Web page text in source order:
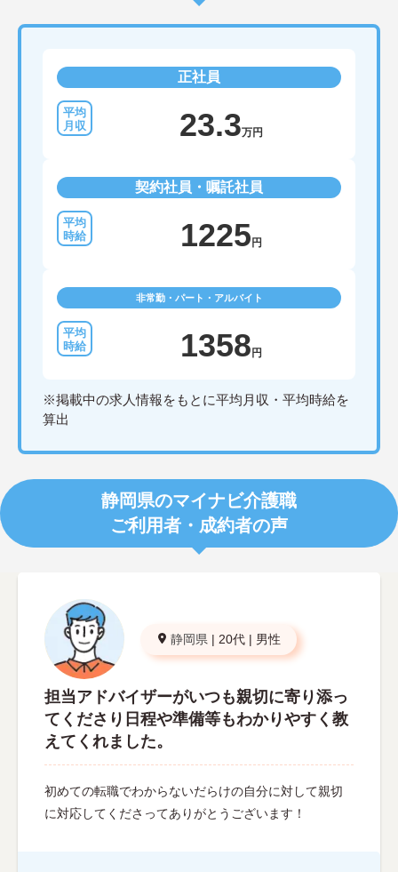
正社員
23.3万円
契約社員・嘱託社員
1225 円
非常勤・パート・アルバイト
1358 円
※掲載中の求人情報をもとに平均月収・平均時給を
算出
静岡県のマイナビ介護職
ご利用者・成約者の声
静岡県 | 20代 | 男性
担当アドバイザーがいつも親切に寄り添っ
てくださり日程や準備等もわかりやすく教
えてくれました。
初めての転職でわからないだらけの自分に対して親切
に対応してくださってありがとうございます！